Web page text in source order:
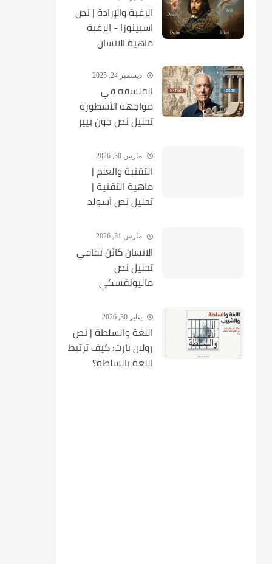
الرغبة والإرادة | نص
اسبينوزا - الرغبة
ماهية الانسان
ديسمبر 24, 2025
الفلسفة في
مواجهة الأسطورة
تحليل نص جون بيير
مارس 30, 2026
التقنية والعلم |
ماهية التقنية |
تحلیل نص أسولد
الفلسفة)
مارس 31, 2026
الانسان كائن ثقافي
تحليل نص
ماليونفسكي
حاجة وتحويل لها
يناير 30, 2026
اللغة والسلطة | نص
رولان بارت: كيف ترتبط
اللغة بالسلطة؟